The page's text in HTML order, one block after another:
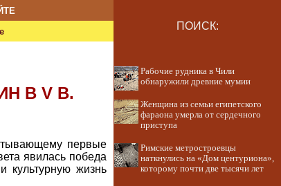
ПОИСК:
В V В.
первые
явилась победа
культурную жизнь
Рабочие рудника в Чили
обнаружили древние мумии
Женщина из семьи египетского
фараона умерла от сердечного
приступа
Римские метростроевцы
наткнулись на «Дом центуриона»,
которому почти две тысячи лет